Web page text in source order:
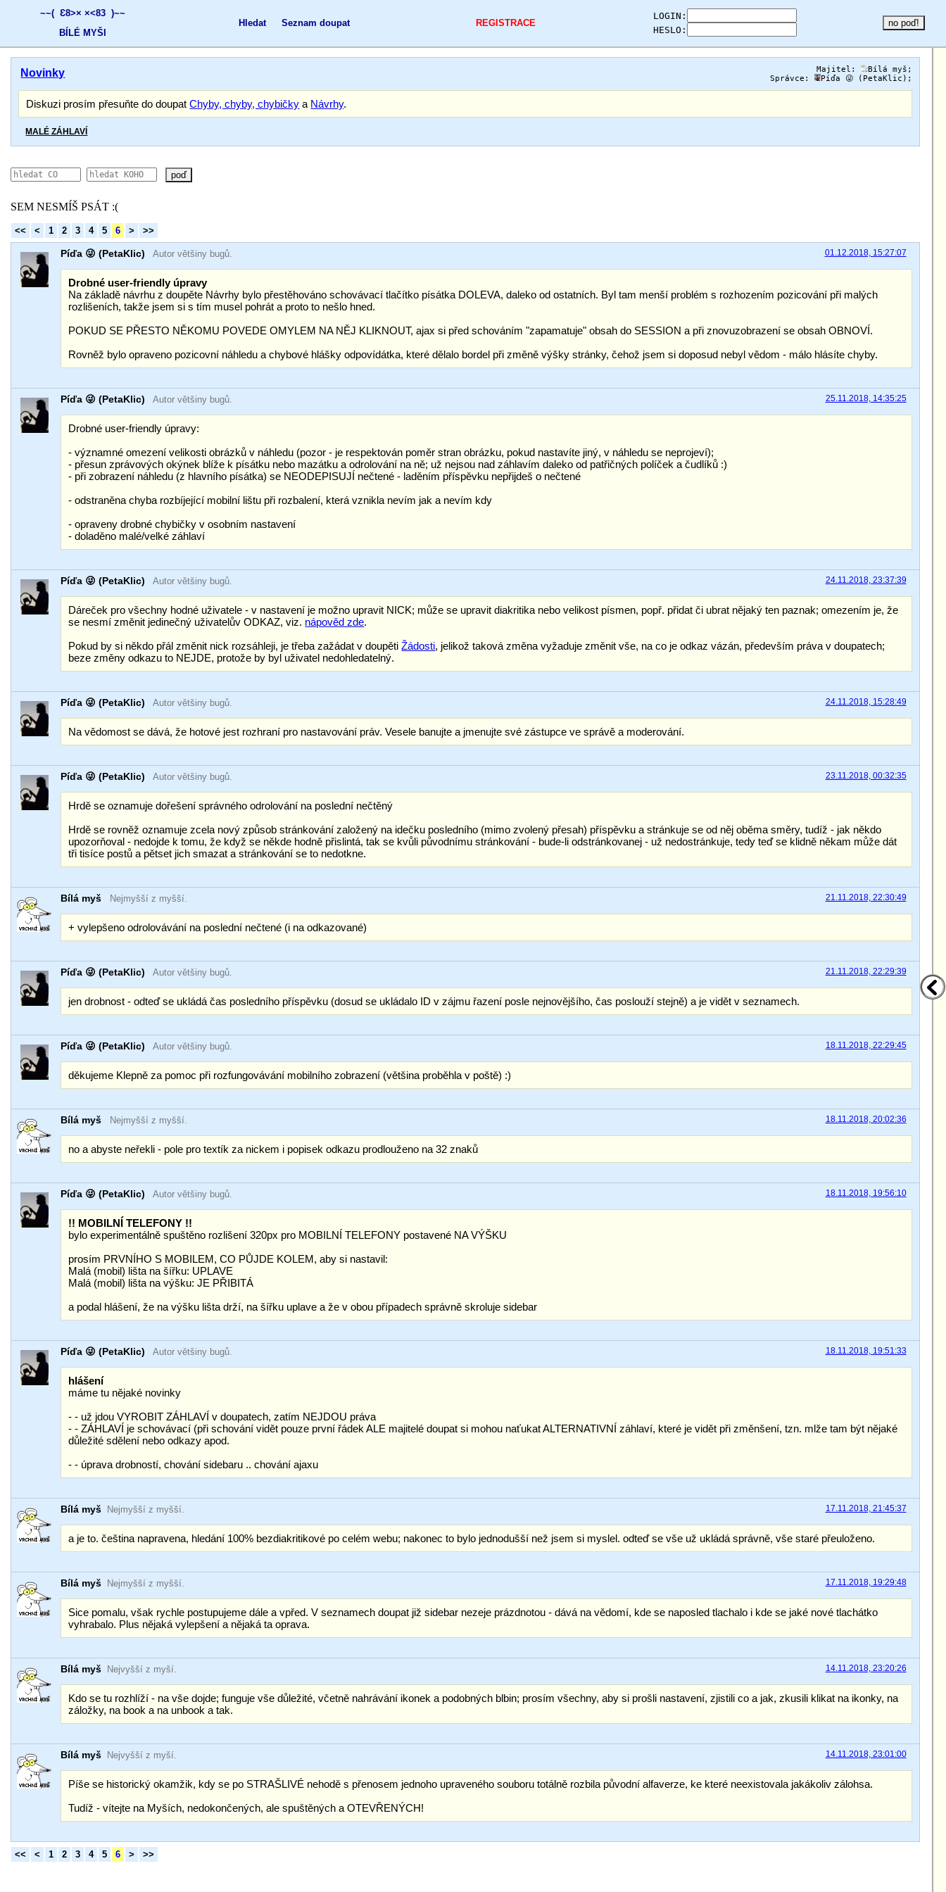
~~( Ɛ8>× ×<83 )~~
BÍLÉ MYŠI
Hledat Seznam doupat REGISTRACE
LOGIN:
HESLO:
Novinky Majitel: Bílá myš ;
Správce:
Píďa 😜 (PetaKlic) ;
Diskuzi prosím přesuňte do doupatChyby, chyby, chybičky a Návrhy.
MALÉ ZÁHLAVÍ
poď
SEM NESMÍŠ PSÁT :(
<< < 1 2 3 4 5 6 > >>
Píďa 😜 (PetaKlic) Autor většiny bugů. 01.12.2018, 15:27:07
Drobné user-friendly úpravy
Na základě návrhu z doupěte Návrhy bylo přestěhováno schovávací tlačítko písátka DOLEVA, daleko od ostatních. Byl tam menší problém s rozhozením pozicování při malých
rozlišeních, takže jsem si s tím musel pohrát a proto to nešlo hned.
POKUD SE PŘESTO NĚKOMU POVEDE OMYLEM NA NĚJ KLIKNOUT, ajax si před schováním "zapamatuje" obsah do SESSION a při znovuzobrazení se obsah OBNOVÍ.
Rovněž bylo opraveno pozicovní náhledu a chybové hlášky odpovídátka, které dělalo bordel při změně výšky stránky, čehož jsem si doposud nebyl vědom - málo hlásíte chyby.
Píďa 😜 (PetaKlic) Autor většiny bugů. 25.11.2018, 14:35:25
Drobné user-friendly úpravy:
- významné omezení velikosti obrázků v náhledu (pozor - je respektován poměr stran obrázku, pokud nastavíte jiný, v náhledu se neprojeví);
- přesun zprávových okýnek blíže k písátku nebo mazátku a odrolování na ně; už nejsou nad záhlavím daleko od patřičných políček a čudlíků :)
- při zobrazení náhledu (z hlavního písátka) se NEODEPISUJÍ nečtené - laděním příspěvku nepřijdeš o nečtené
- odstraněna chyba rozbíjející mobilní lištu při rozbalení, která vznikla nevím jak a nevím kdy
- opraveny drobné chybičky v osobním nastavení
- doladěno malé/velké záhlaví
Píďa 😜 (PetaKlic) Autor většiny bugů. 24.11.2018, 23:37:39
Dáreček pro všechny hodné uživatele - v nastavení je možno upravit NICK; může se upravit diakritika nebo velikost písmen, popř. přidat či ubrat nějaký ten paznak; omezením je, že
se nesmí změnit jedinečný uživatelův ODKAZ, viz. nápověd zde.
Pokud by si někdo přál změnit nick rozsáhleji, je třeba zažádat v doupětiŽádosti, jelikož taková změna vyžaduje změnit vše, na co je odkaz vázán, především práva v doupatech;
beze změny odkazu to NEJDE, protože by byl uživatel nedohledatelný.
Píďa 😜 (PetaKlic) Autor většiny bugů. 24.11.2018, 15:28:49
Na vědomost se dává, že hotové jest rozhraní pro nastavování práv. Vesele banujte a jmenujte své zástupce ve správě a moderování.
Píďa 😜 (PetaKlic) Autor většiny bugů. 23.11.2018, 00:32:35
Hrdě se oznamuje dořešení správného odrolování na poslední nečtěný
Hrdě se rovněž oznamuje zcela nový způsob stránkování založený na idečku posledního (mimo zvolený přesah) příspěvku a stránkuje se od něj oběma směry, tudíž - jak někdo
upozorňoval - nedojde k tomu, že když se někde hodně přislintá, tak se kvůli původnímu stránkování - bude-li odstránkovanej - už nedostránkuje, tedy teď se klidně někam může dát
tři tisíce postů a pětset jich smazat a stránkování se to nedotkne.
Bílá myš Nejmyšší z myšší. 21.11.2018, 22:30:49
+ vylepšeno odrolovávání na poslední nečtené (i na odkazované)
Píďa 😜 (PetaKlic) Autor většiny bugů. 21.11.2018, 22:29:39
jen drobnost - odteď se ukládá čas posledního příspěvku (dosud se ukládalo ID v zájmu řazení posle nejnovějšího, čas poslouží stejně) a je vidět v seznamech.
Píďa 😜 (PetaKlic) Autor většiny bugů. 18.11.2018, 22:29:45
děkujeme Klepně za pomoc při rozfungovávání mobilního zobrazení (většina proběhla v poště) :)
Bílá myš Nejmyšší z myšší. 18.11.2018, 20:02:36
no a abyste neřekli - pole pro textík za nickem i popisek odkazu prodlouženo na 32 znaků
Píďa 😜 (PetaKlic) Autor většiny bugů. 18.11.2018, 19:56:10
!! MOBILNÍ TELEFONY !!
bylo experimentálně spuštěno rozlišení 320px pro MOBILNÍ TELEFONY postavené NA VÝŠKU
prosím PRVNÍHO S MOBILEM, CO PŮJDE KOLEM, aby si nastavil:
Malá (mobil) lišta na šířku: UPLAVE
Malá (mobil) lišta na výšku: JE PŘIBITÁ
a podal hlášení, že na výšku lišta drží, na šířku uplave a že v obou případech správně skroluje sidebar
Píďa 😜 (PetaKlic) Autor většiny bugů. 18.11.2018, 19:51:33
hlášení
máme tu nějaké novinky
- - už jdou VYROBIT ZÁHLAVÍ v doupatech, zatím NEJDOU práva
- - ZÁHLAVÍ je schovávací (při schování vidět pouze první řádek ALE majitelé doupat si mohou naťukat ALTERNATIVNÍ záhlaví, které je vidět při změnšení, tzn. mlže tam být nějaké
důležité sdělení nebo odkazy apod.
- - úprava drobností, chování sidebaru .. chování ajaxu
Bílá myš Nejmyšší z myšší. 17.11.2018, 21:45:37
a je to. čeština napravena, hledání 100% bezdiakritikové po celém webu; nakonec to bylo jednodušší než jsem si myslel. odteď se vše už ukládá správně, vše staré přeuloženo.
Bílá myš Nejmyšší z myšší. 17.11.2018, 19:29:48
Sice pomalu, však rychle postupujeme dále a vpřed. V seznamech doupat již sidebar nezeje prázdnotou - dává na vědomí, kde se naposled tlachalo i kde se jaké nové tlachátko
vyhrabalo. Plus nějaká vylepšení a nějaká ta oprava.
Bílá myš Nejvyšší z myší. 14.11.2018, 23:20:26
Kdo se tu rozhlíží - na vše dojde; funguje vše důležité, včetně nahrávání ikonek a podobných blbin; prosím všechny, aby si prošli nastavení, zjistili co a jak, zkusili klikat na ikonky, na
záložky, na book a na unbook a tak.
Bílá myš Nejvyšší z myší. 14.11.2018, 23:01:00
Píše se historický okamžik, kdy se po STRAŠLIVÉ nehodě s přenosem jednoho upraveného souboru totálně rozbila původní alfaverze, ke které neexistovala jakákoliv zálohsa.
Tudíž - vítejte na Myších, nedokončených, ale spuštěných a OTEVŘENÝCH!
<< < 1 2 3 4 5 6 > >>